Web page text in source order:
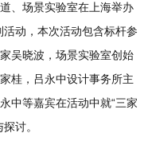
、场景实验室在上海举办
动，本次活动包含标杆参
吴晓波，场景实验室创始
桂，吕永中设计事务所主
中等嘉宾在活动中就“三家
讨。